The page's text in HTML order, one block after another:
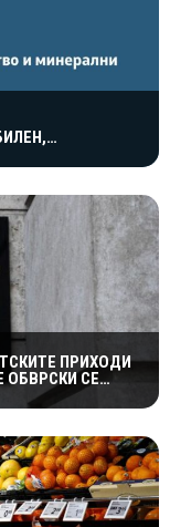
ПРИХОДИ
ОБВРСКИ СЕ